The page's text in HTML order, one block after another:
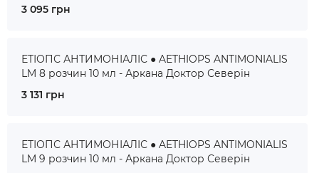
3 095 грн
ЕТІОПС АНТИМОНІАЛІС ● AETHIOPS ANTIMONIALIS
LM 8 розчин 10 мл - Аркана Доктор Северін
3 131 грн
ЕТІОПС АНТИМОНІАЛІС ● AETHIOPS ANTIMONIALIS
LM 9 розчин 10 мл - Аркана Доктор Северін